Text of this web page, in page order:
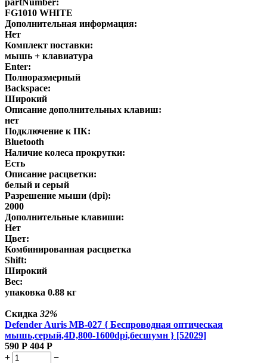
FG1010 WHITE
Дополнительная информация:
Нет
Комплект поставки:
мышь + клавиатура
Enter:
Полноразмерный
Backspace:
Широкий
Описание дополнительных клавиш:
нет
Подключение к ПК:
Bluetooth
Наличие колеса прокрутки:
Есть
Описание расцветки:
белый и серый
Разрешение мыши (dpi):
2000
Дополнительные клавиши:
Нет
Цвет:
Комбинированная расцветка
Shift:
Широкий
Вес:
упаковка 0.88 кг
Скидка 32%
Defender Auris MB-027 { Беспроводная оптическая
мышь,серый,4D,800-1600dpi,бесшумн } [52029]
590 Р 404 Р
+
−